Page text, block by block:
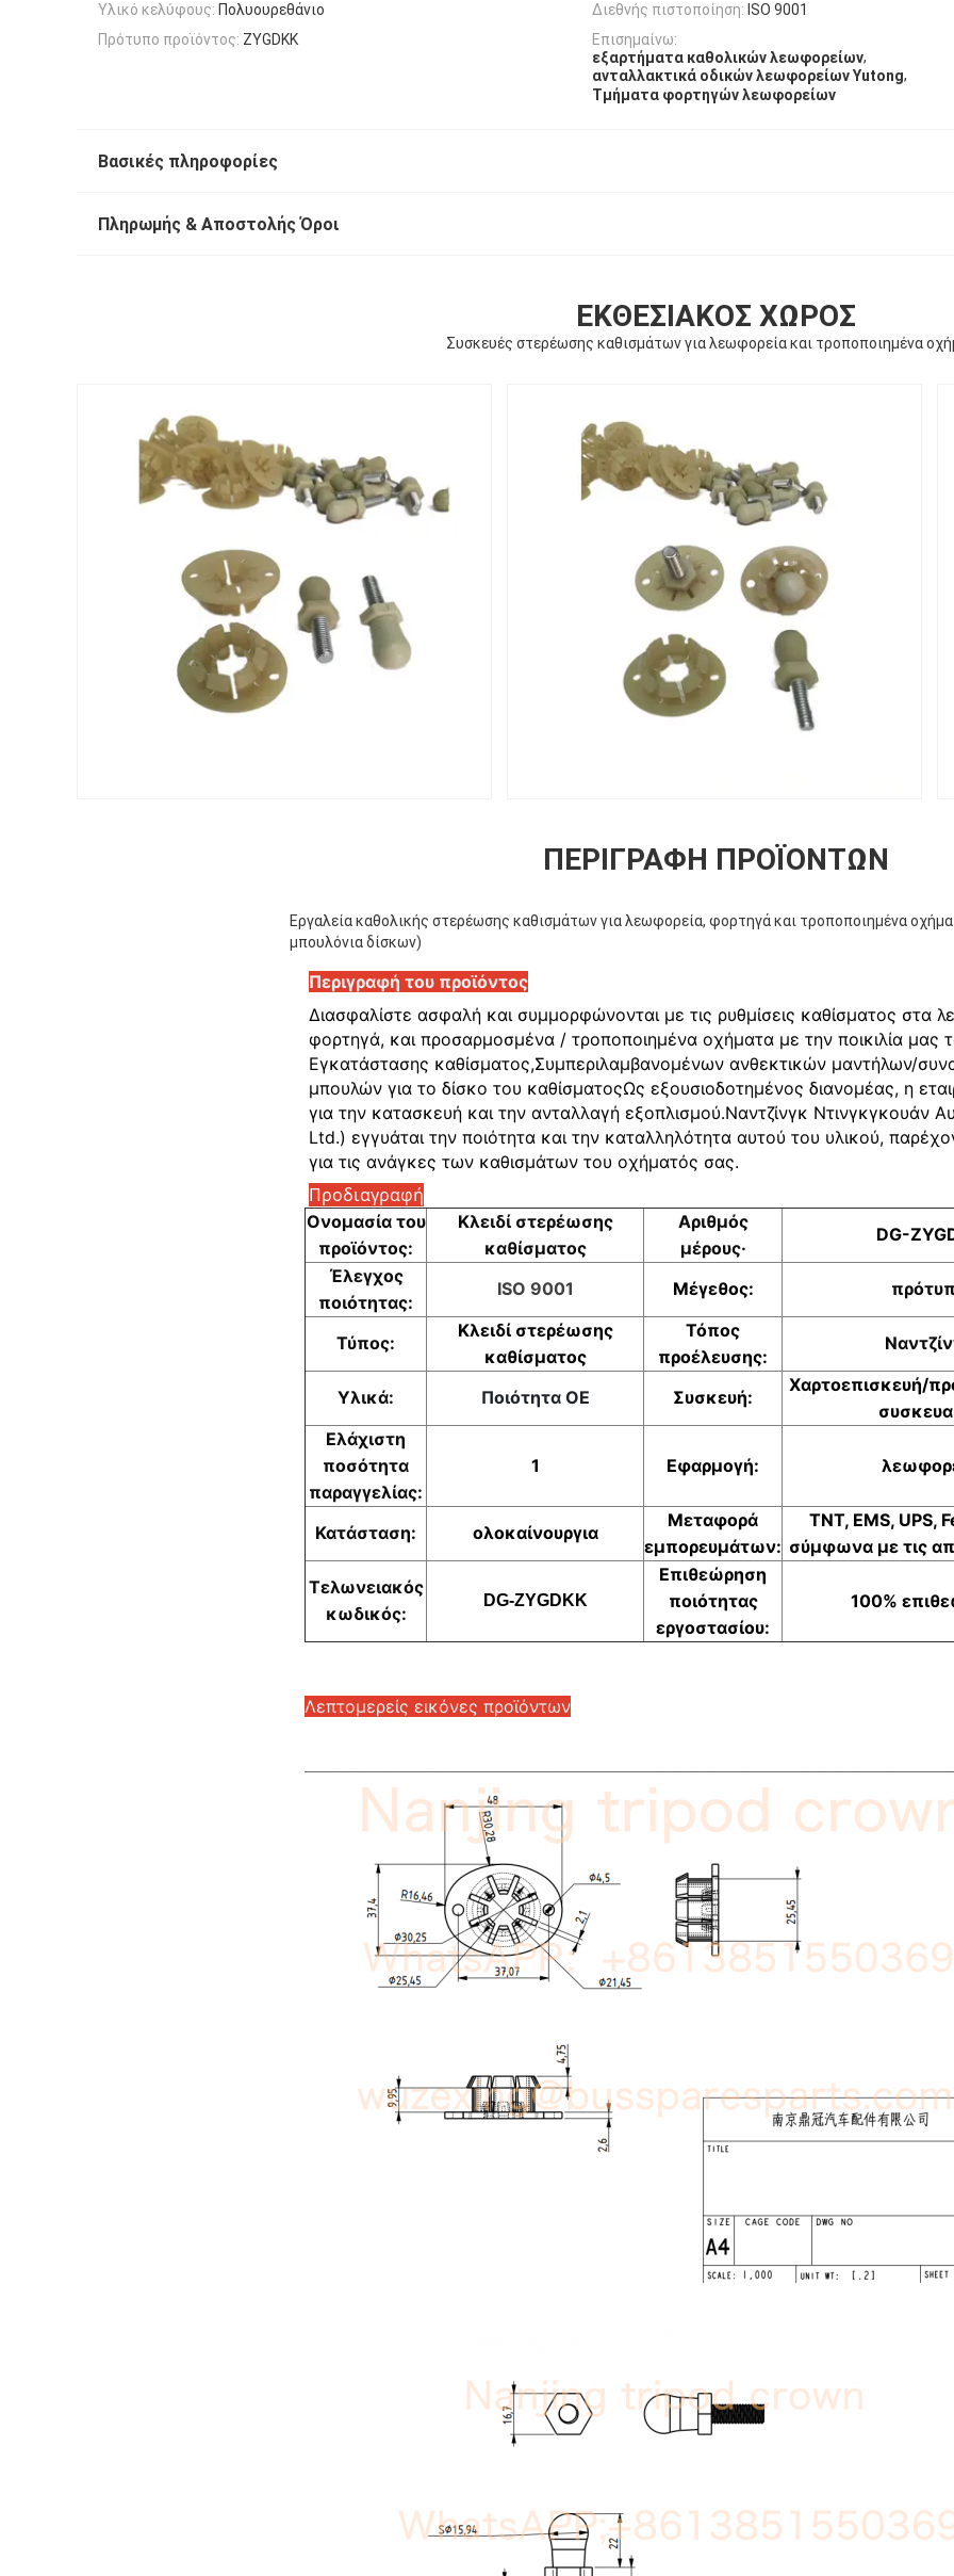
Υλικό κελύφους: Πολυουρεθάνιο Διεθνής πιστοποίηση: ISO 9001
Πρότυπο προϊόντος: ZYGDKK
Επισημαίνω:
εξαρτήματα καθολικών λεωφορείων,
ανταλλακτικά οδικών λεωφορείων Yutong,
Τμήματα φορτηγών λεωφορείων
Βασικές πληροφορίες
Πληρωμής & Αποστολής Όροι
ΕΚΘΕΣΙΑΚΌΣ ΧΏΡΟΣ
Συσκευές στερέωσης καθισμάτων για λεωφορεία και τροποποιημένα
ΠΕΡΙΓΡΑΦΉ ΠΡΟΪΌΝΤΩΝ
Εργαλεία καθολικής στερέωσης καθισμάτων για λεωφορεία, φορτηγά και τροποποιημένα
μπουλόνια δίσκων)
Περιγραφή του προϊόντος
Διασφαλίστε ασφαλή και συμμορφώνονται με τις ρυθμίσεις καθίσματος στα
φορτηγά, και προσαρμοσμένα / τροποποιημένα οχήματα με την ποικιλία μας
Εγκατάστασης καθίσματος,Συμπεριλαμβανομένων ανθεκτικών μαντήλων/
μπουλών για το δίσκο του καθίσματοςΩς εξουσιοδοτημένος διανομέας, η
για την κατασκευή και την ανταλλαγή εξοπλισμού.Ναντζίνγκ Ντινγκγκουάν
Ltd.) εγγυάται την ποιότητα και την καταλληλότητα αυτού του υλικού,
για τις ανάγκες των καθισμάτων του οχήματός σας.
Προδιαγραφή
Ονομασία του
προϊόντος:
Κλειδί στερέωσης
καθίσματος
Αριθμός
μέρους·
DG-
Έλεγχος
ποιότητας:
ISO 9001 Μέγεθος:
Τύπος:
Κλειδί στερέωσης
καθίσματος
Τόπος
προέλευσης:
Υλικά: Ποιότητα OE Συσκευή:
Χαρτοεπισκευή/
Ελάχιστη
ποσότητα
παραγγελίας:
1 Εφαρμογή:
Κατάσταση: ολοκαίνουργια
Μεταφορά
εμπορευμάτων:
TNT, EMS, UPS,
σύμφωνα με τις
Τελωνειακός
κωδικός:
DG-ZYGDKK
Επιθεώρηση
ποιότητας
εργοστασίου:
100%
Λεπτομερείς εικόνες προϊόντων